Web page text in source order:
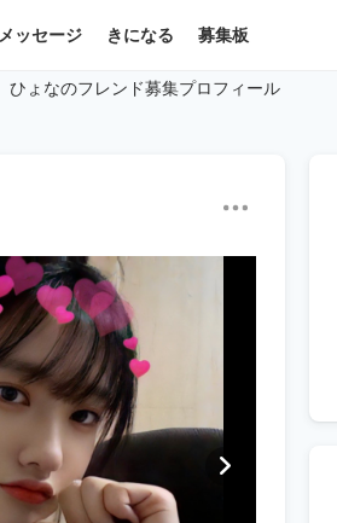
メッセージ きになる 募集板
ひょなのフレンド募集プロフィール